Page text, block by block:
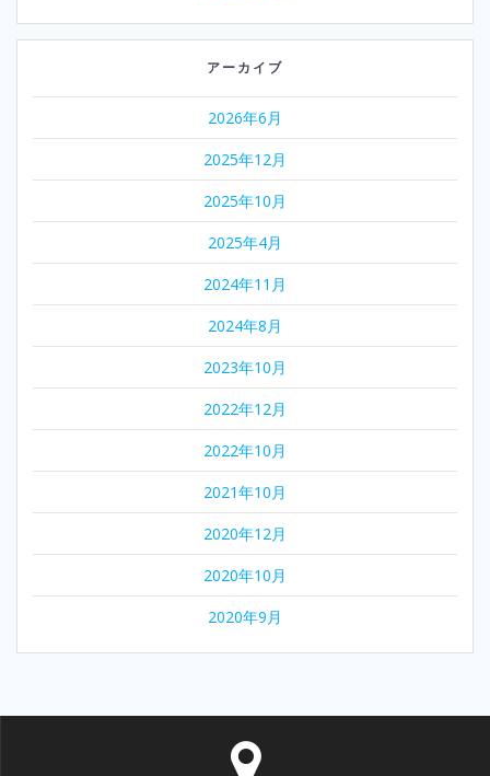
アーカイブ
2026年6月
2025年12月
2025年10月
2025年4月
2024年11月
2024年8月
2023年10月
2022年12月
2022年10月
2021年10月
2020年12月
2020年10月
2020年9月